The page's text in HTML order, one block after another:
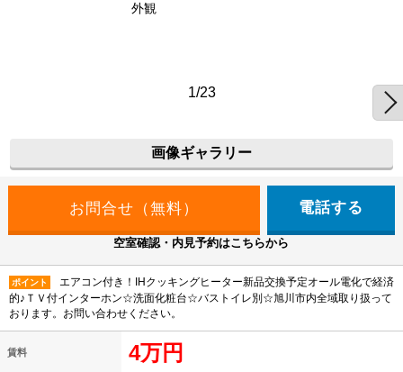
外観
1/23
画像ギャラリー
電話する
空室確認・内見予約はこちらから
ポイント
エアコン付き！IHクッキングヒーター新品交換予定オール電化で経済
的♪ＴＶ付インターホン☆洗面化粧台☆バストイレ別☆旭川市内全域取り扱って
おります。お問い合わせください。
賃料 4万円